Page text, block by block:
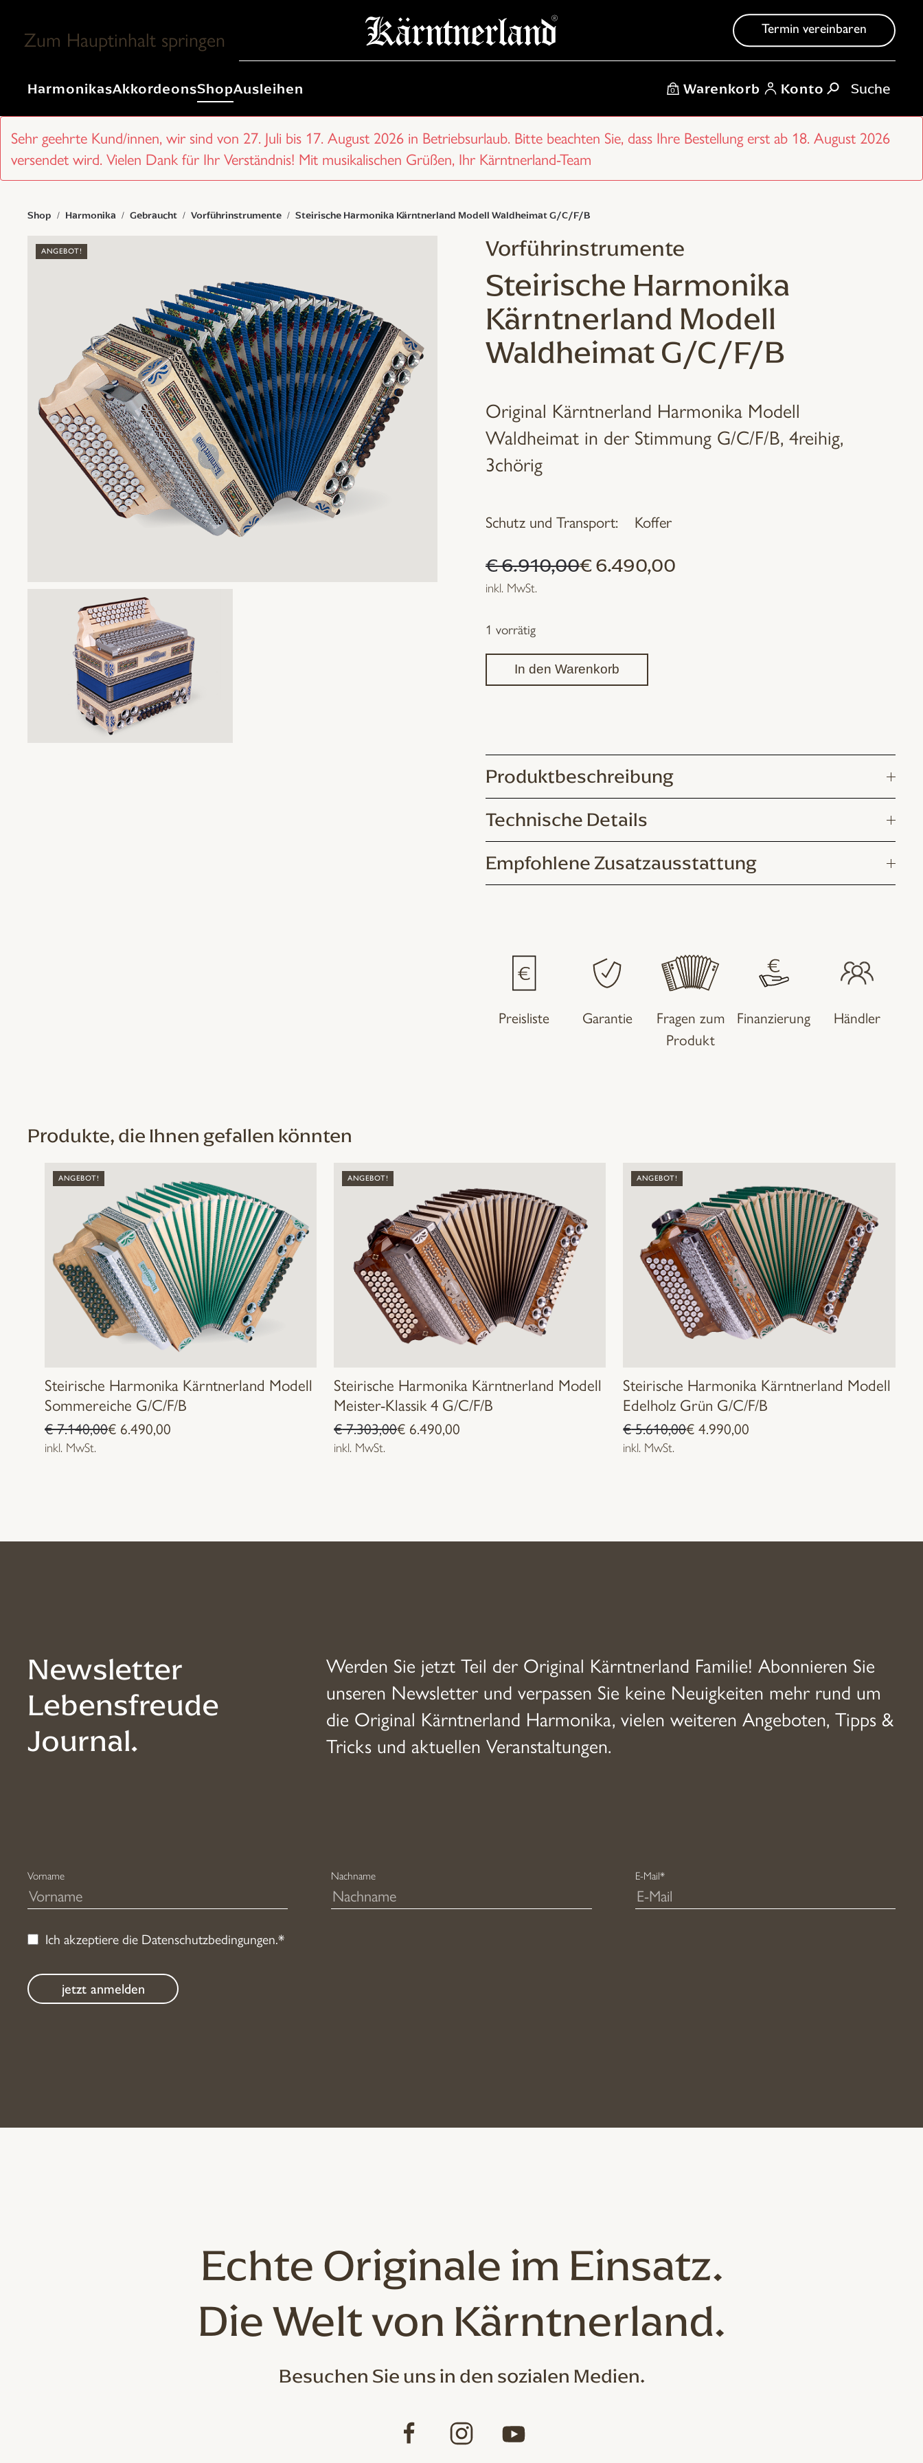
Zum Hauptinhalt springen Termin vereinbaren
HarmonikasAkkordeonsShopAusleihen Warenkorb
0 Konto
Sehr geehrte Kund/innen, wir sind von 27. Juli bis 17. August 2026 in Betriebsurlaub. Bitte beachten Sie, dass Ihre Bestellung erst ab 18. August 2026
versendet wird. Vielen Dank für Ihr Verständnis! Mit musikalischen Grüßen, Ihr Kärntnerland-Team
Shop Harmonika Gebraucht Vorführinstrumente Steirische Harmonika Kärntnerland Modell Waldheimat G/C/F/B
ANGEBOT! Vorführinstrumente
Steirische Harmonika
Kärntnerland Modell
Waldheimat G/C/F/B
Original Kärntnerland Harmonika Modell
Waldheimat in der Stimmung G/C/F/B, 4reihig,
3chörig
Schutz und Transport Koffer
€6.910,00
Ursprünglicher
Preis
€ 6.910,00
€6.490,00
Aktueller
Preis
€ 6.490,00.
inkl. MwSt.
1 vorrätig
In den Warenkorb
Produktbeschreibung
Technische Details
Empfohlene Zusatzausstattung
Preisliste Garantie
Fragen zum
Produkt
Finanzierung Händler
Produkte, die Ihnen gefallen könnten
ANGEBOT!
Steirische Harmonika Kärntnerland Modell
Sommereiche G/C/F/B
€7.140,00
Ursprünglicher
Preis
€ 6.490,00
Aktueller
Preis
inkl. MwSt.
ANGEBOT!
Steirische Harmonika Kärntnerland Modell
Meister-Klassik 4 G/C/F/B
€7.303,00
Ursprünglicher
Preis
€ 6.490,00
Aktueller
Preis
inkl. MwSt.
ANGEBOT!
Steirische Harmonika Kärntnerland Modell
Edelholz Grün G/C/F/B
€5.610,00
Ursprünglicher
Preis
€ 4.990,00
Aktueller
Preis
inkl. MwSt.
Newsletter
Lebensfreude
Journal.
Werden Sie jetzt Teil der Original Kärntnerland Familie! Abonnieren Sie
unseren Newsletter und verpassen Sie keine Neuigkeiten mehr rund um
die Original Kärntnerland Harmonika, vielen weiteren Angeboten, Tipps &
Tricks und aktuellen Veranstaltungen.
Vorname Nachname E-Mail*
Ich akzeptiere die Datenschutzbedingungen.*
Echte Originale im Einsatz.
Die Welt von Kärntnerland.
Besuchen Sie uns in den sozialen Medien.